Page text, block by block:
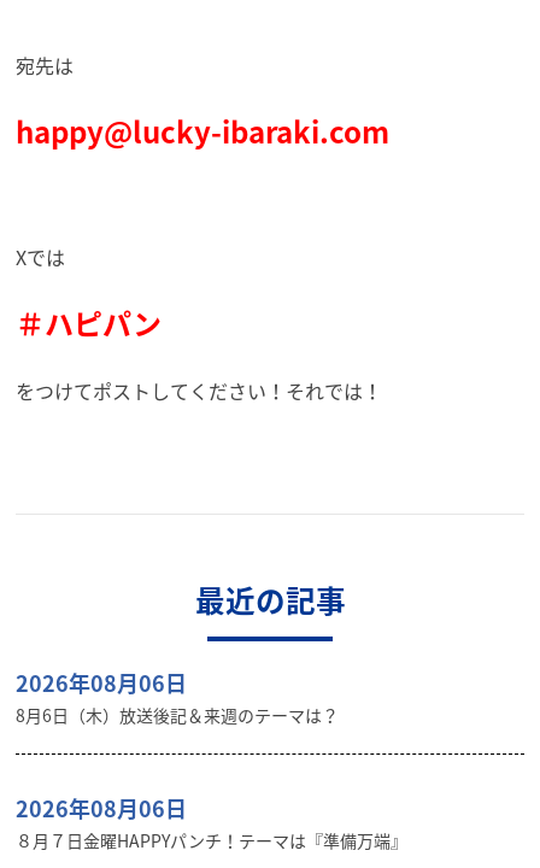
宛先は
happy@lucky-ibaraki.com
Xでは
＃ハピパン
をつけてポストしてください！それでは！
最近の記事
2026年08月06日
8月6日（木）放送後記＆来週のテーマは？
2026年08月06日
８月７日金曜HAPPYパンチ！テーマは『準備万端』